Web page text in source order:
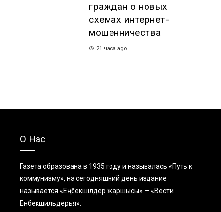
граждан о новых
схемах интернет-
мошенничества
21 часа ago
О Нас
Газета образована в 1935 году и называлась «Путь к
коммунизму», на сегодняшний день издание
называется «Еңбекшiлдер жаршысы» — «Вести
Енбекшильдерья».